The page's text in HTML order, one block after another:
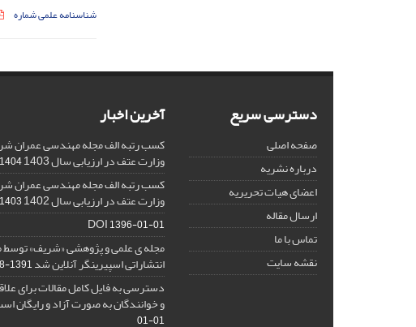
شناسنامه علمی شماره
دسترسی سریع
صفحه اصلی
درباره نشریه
اعضای هیات تحریریه
ارسال مقاله
تماس با ما
نقشه سایت
آخرین اخبار
کسب رتبه الف مجله مهندسی عمران
وزارت عتف در ارزیابی سال 1403 08-18
کسب رتبه الف مجله مهندسی عمران
وزارت عتف در ارزیابی سال 1402 05-20
DOI1396-01-01
مجله ی علمی و پژوهشی «شریف»
انتشاراتی اسپیرینگر آنلاین شد1391-08-14
دسترسی به فایل کامل مقالات برای
و خوانندگان به صورت آزاد و رایگان
01-01